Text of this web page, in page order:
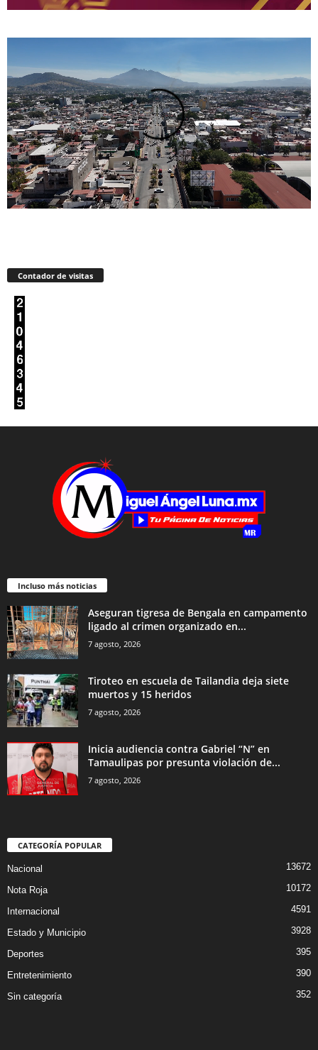
Contador de visitas
Incluso más noticias
Aseguran tigresa de Bengala en campamento
ligado al crimen organizado en...
7 agosto, 2026
Tiroteo en escuela de Tailandia deja siete
muertos y 15 heridos
7 agosto, 2026
Inicia audiencia contra Gabriel “N” en
Tamaulipas por presunta violación de...
7 agosto, 2026
CATEGORÍA POPULAR
Nacional 13672
Nota Roja 10172
Internacional 4591
Estado y Municipio 3928
Deportes 395
Entretenimiento 390
Sin categoría 352